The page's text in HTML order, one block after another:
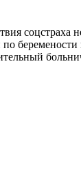
соцстраха
беремености